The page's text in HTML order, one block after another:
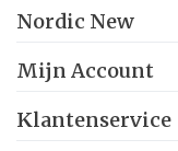
Nordic New
Mijn Account
Klantenservice